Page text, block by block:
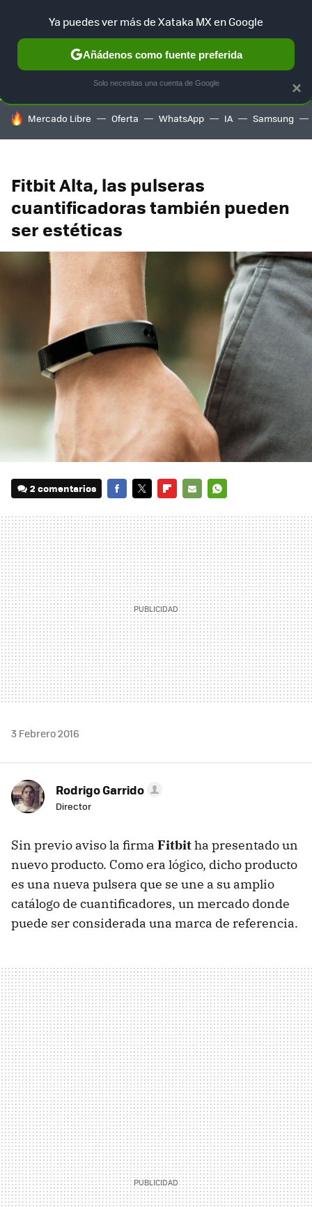
SELECCIÓN GAMING HOME AUTO TERRITORIO
HOY SE HABLA DE
Mercado Libre Oferta WhatsApp IA Samsung
Fitbit Alta, las pulseras
cuantificadoras también pueden
ser estéticas
2 comentarios
MAIL
3 Febrero 2016
Rodrigo Garrido
Director
Sin previo aviso la firma Fitbitha presentado un
nuevo producto. Como era lógico, dicho producto
es una nueva pulsera que se une a su amplio
catálogo de cuantificadores, un mercado donde
puede ser considerada una marca de referencia.
×
Ya puedes ver más de Xataka MX en Google
Añádenos como fuente preferida
Solo necesitas una cuenta de Google